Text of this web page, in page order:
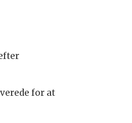
for at